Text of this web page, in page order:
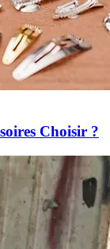
Choisir ?